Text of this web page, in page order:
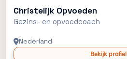
Christelijk Opvoeden
Gezins- en opvoedcoach
Nederland
Bekijk profiel